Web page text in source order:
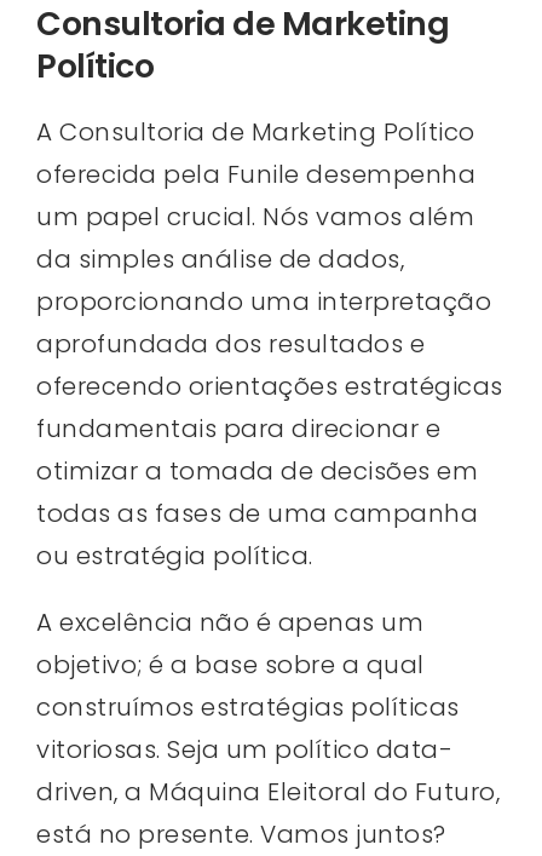
Consultoria de Marketing
Político
A Consultoria de Marketing Político
oferecida pela Funile desempenha
um papel crucial. Nós vamos além
da simples análise de dados,
proporcionando uma interpretação
aprofundada dos resultados e
oferecendo orientações estratégicas
fundamentais para direcionar e
otimizar a tomada de decisões em
todas as fases de uma campanha
ou estratégia política.​
A excelência não é apenas um
objetivo; é a base sobre a qual
construímos estratégias políticas
vitoriosas. Seja um político data-
driven, a Máquina Eleitoral do Futuro,
está no presente. Vamos juntos?